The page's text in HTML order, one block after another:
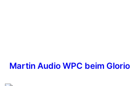
Martin Audio WPC beim